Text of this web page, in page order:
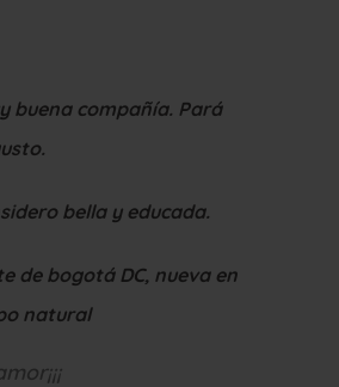
buena compañía. Pará
bella y educada.
de bogotá DC, nueva en
natural